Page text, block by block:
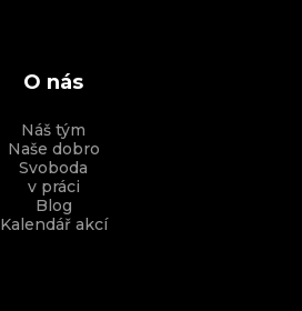
O nás
Náš tým
Naše dobro
Svoboda
v práci
Blog
Kalendář akcí